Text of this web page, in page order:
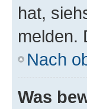
hat,
melden.
Nach
Was